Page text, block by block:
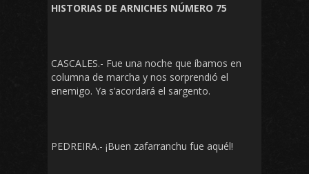
HISTORIAS DE ARNICHES NÚMERO 75
CASCALES.- Fue una noche que íbamos en
columna de marcha y nos sorprendió el
enemigo. Ya s’acordará el sargento.
PEDREIRA.- ¡Buen zafarranchu fue aquél!